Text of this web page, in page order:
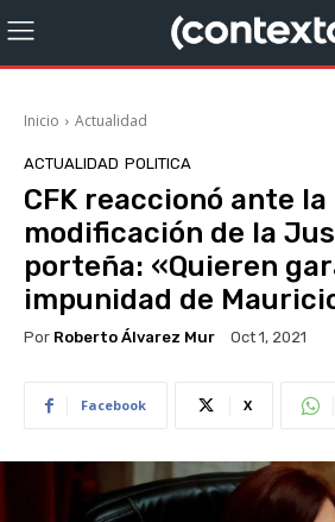
Inicio Actualidad
ACTUALIDAD POLITICA
CFK reaccionó ante la
modificación de la
porteña: «Quieren
impunidad de
Por Roberto Álvarez Mur Oct 1, 2021
Facebook X